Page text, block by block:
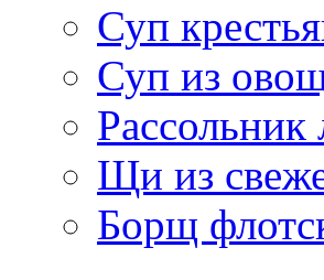
Суп
Суп из
Рассольник
Щи из
Борщ